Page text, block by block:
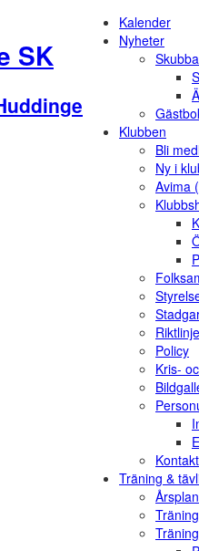
SK
Kalender
Nyheter
Klubben
Bli
Ny i
Avima
Policy
Kris-
Kontakt
Träning &
Årsplan